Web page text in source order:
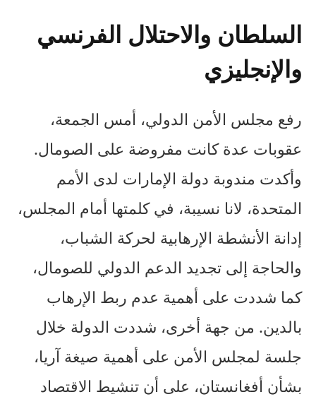
السلطان والاحتلال الفرنسي
والإنجليزي
رفع مجلس الأمن الدولي، أمس الجمعة،
عقوبات عدة كانت مفروضة على الصومال.
وأكدت مندوبة دولة الإمارات لدى الأمم
المتحدة، لانا نسيبة، في كلمتها أمام المجلس،
إدانة الأنشطة الإرهابية لحركة الشباب،
والحاجة إلى تجديد الدعم الدولي للصومال،
كما شددت على أهمية عدم ربط الإرهاب
بالدين. من جهة أخرى، شددت الدولة خلال
جلسة لمجلس الأمن على أهمية صيغة آريا،
بشأن أفغانستان، على أن تنشيط الاقتصاد